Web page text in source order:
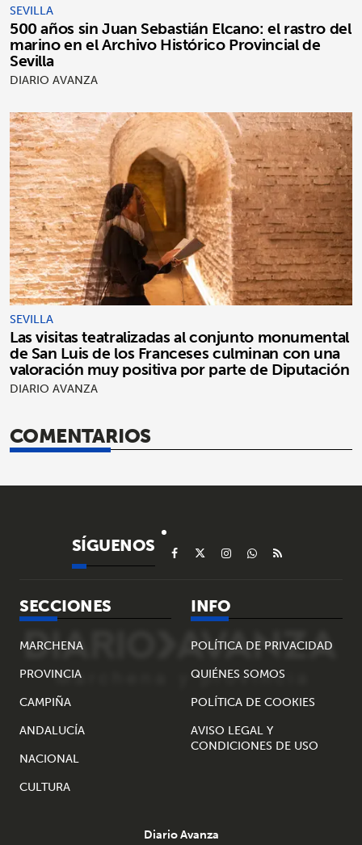
SEVILLA
500 años sin Juan Sebastián Elcano: el rastro del
marino en el Archivo Histórico Provincial de
Sevilla
DIARIO AVANZA
SEVILLA
Las visitas teatralizadas al conjunto monumental
de San Luis de los Franceses culminan con una
valoración muy positiva por parte de Diputación
DIARIO AVANZA
COMENTARIOS
SÍGUENOS
SECCIONES
MARCHENA
PROVINCIA
CAMPIÑA
ANDALUCÍA
NACIONAL
CULTURA
INFO
POLÍTICA DE PRIVACIDAD
QUIÉNES SOMOS
POLÍTICA DE COOKIES
AVISO LEGAL Y
CONDICIONES DE USO
Diario Avanza